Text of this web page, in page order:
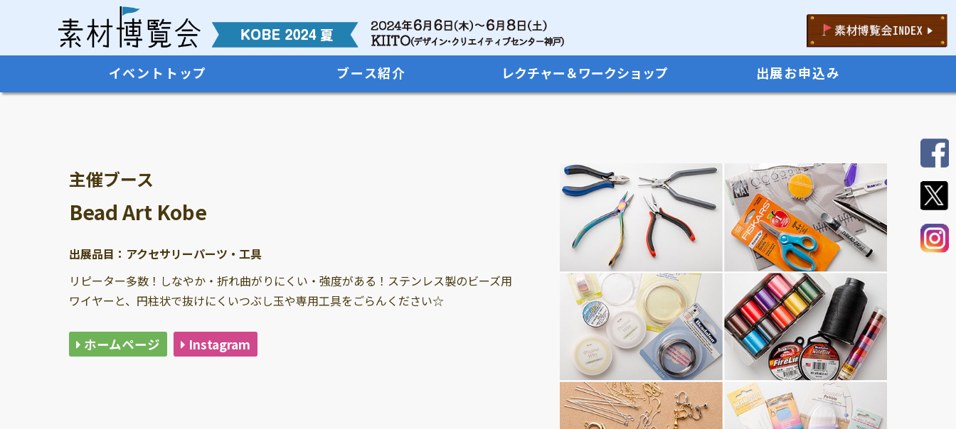
イベントトップ ブース紹介 レクチャー＆ワークショップ 出展お申込み
主催ブース
Bead Art Kobe
出展品目：アクセサリーパーツ・工具
リピーター多数！しなやか・折れ曲がりにくい・強度がある！ステンレス製のビーズ用
ワイヤーと、円柱状で抜けにくいつぶし玉や専用工具をごらんください☆
ホームページ Instagram